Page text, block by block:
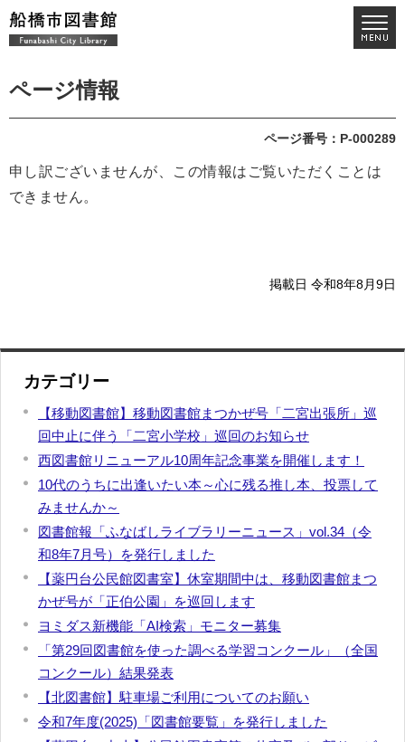
ページ情報
ページ番号：P-000289
申し訳ございませんが、この情報はご覧いただくことは
できません。
掲載日 令和8年8月9日
カテゴリー
【移動図書館】移動図書館まつかぜ号「二宮出張所」巡
回中止に伴う「二宮小学校」巡回のお知らせ
西図書館リニューアル10周年記念事業を開催します！
10代のうちに出逢いたい本～心に残る推し本、投票して
みませんか～
図書館報「ふなばしライブラリーニュース」vol.34（令
和8年7月号）を発行しました
【薬円台公民館図書室】休室期間中は、移動図書館まつ
かぜ号が「正伯公園」を巡回します
ヨミダス新機能「AI検索」モニター募集
「第29回図書館を使った調べる学習コンクール」（全国
コンクール）結果発表
【北図書館】駐車場ご利用についてのお願い
令和7年度(2025)「図書館要覧」を発行しました